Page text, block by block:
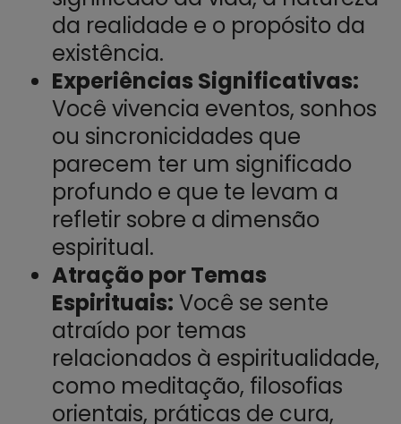
da realidade e o propósito da
existência.
Experiências Significativas:
Você vivencia eventos, sonhos
ou sincronicidades que
parecem ter um significado
profundo e que te levam a
refletir sobre a dimensão
espiritual.
Atração por Temas
Espirituais: Você se sente
atraído por temas
relacionados à espiritualidade,
como meditação, filosofias
orientais, práticas de cura,